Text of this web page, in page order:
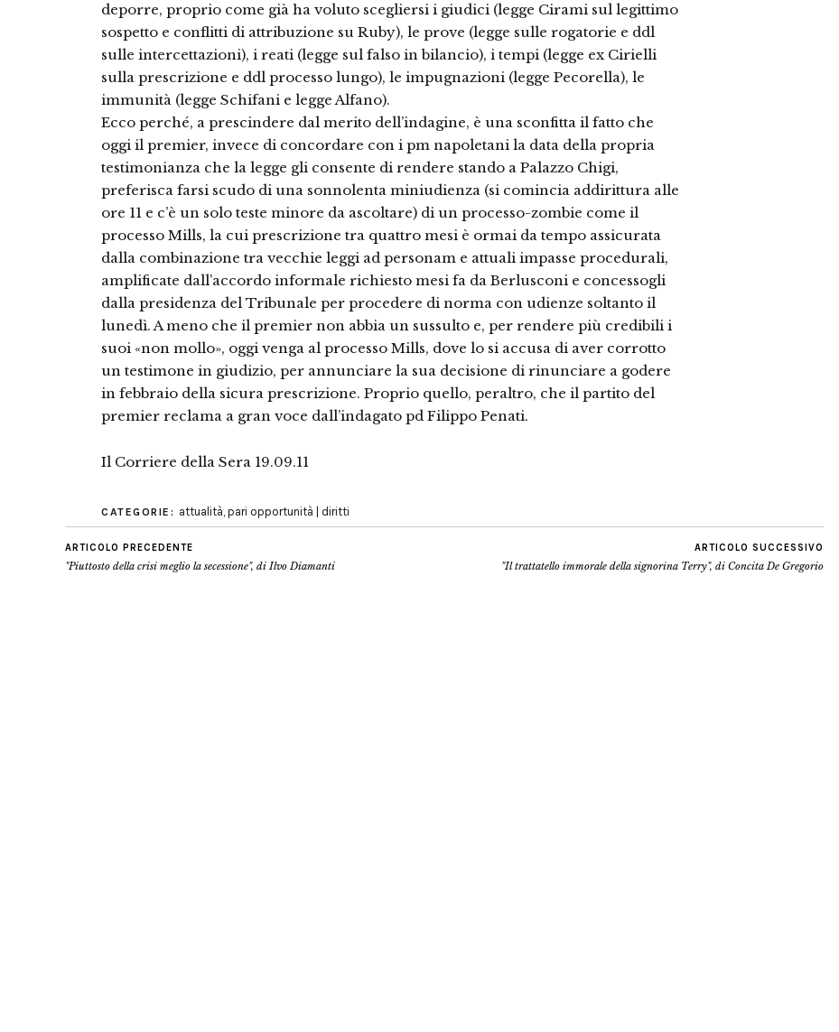
deporre, proprio come già ha voluto scegliersi i giudici (legge Cirami sul legittimo
sospetto e conflitti di attribuzione su Ruby), le prove (legge sulle rogatorie e ddl
sulle intercettazioni), i reati (legge sul falso in bilancio), i tempi (legge ex Cirielli
sulla prescrizione e ddl processo lungo), le impugnazioni (legge Pecorella), le
immunità (legge Schifani e legge Alfano).
Ecco perché, a prescindere dal merito dell’indagine, è una sconfitta il fatto che
oggi il premier, invece di concordare con i pm napoletani la data della propria
testimonianza che la legge gli consente di rendere stando a Palazzo Chigi,
preferisca farsi scudo di una sonnolenta miniudienza (si comincia addirittura alle
ore 11 e c’è un solo teste minore da ascoltare) di un processo-zombie come il
processo Mills, la cui prescrizione tra quattro mesi è ormai da tempo assicurata
dalla combinazione tra vecchie leggi ad personam e attuali impasse procedurali,
amplificate dall’accordo informale richiesto mesi fa da Berlusconi e concessogli
dalla presidenza del Tribunale per procedere di norma con udienze soltanto il
lunedì. A meno che il premier non abbia un sussulto e, per rendere più credibili i
suoi «non mollo», oggi venga al processo Mills, dove lo si accusa di aver corrotto
un testimone in giudizio, per annunciare la sua decisione di rinunciare a godere
in febbraio della sicura prescrizione. Proprio quello, peraltro, che il partito del
premier reclama a gran voce dall’indagato pd Filippo Penati.
Il Corriere della Sera 19.09.11
CATEGORIE: attualità, pari opportunità | diritti
ARTICOLO PRECEDENTE
"Piuttosto della crisi meglio la secessione", di Ilvo Diamanti
ARTICOLO SUCCESSIVO
"Il trattatello immorale della signorina Terry", di Concita De Gregorio